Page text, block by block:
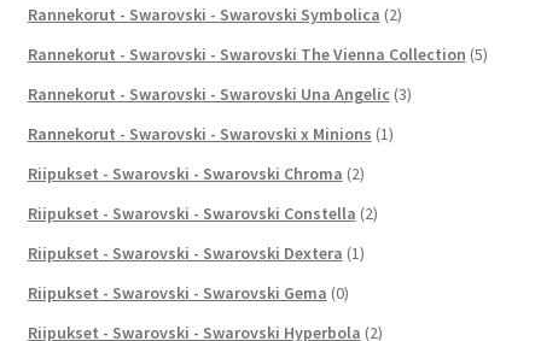
Rannekorut - Swarovski - Swarovski Symbolica (2)
Rannekorut - Swarovski - Swarovski The Vienna Collection (5)
Rannekorut - Swarovski - Swarovski Una Angelic (3)
Rannekorut - Swarovski - Swarovski x Minions (1)
Riipukset - Swarovski - Swarovski Chroma (2)
Riipukset - Swarovski - Swarovski Constella (2)
Riipukset - Swarovski - Swarovski Dextera (1)
Riipukset - Swarovski - Swarovski Gema (0)
Riipukset - Swarovski - Swarovski Hyperbola (2)